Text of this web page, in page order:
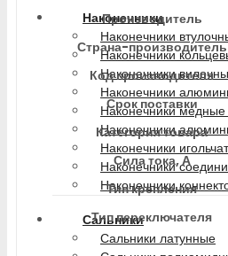
Наконечники
Наконечники
Наконечники
Наконечники
Наконечники
Наконечники медные
Наконечники
Наконечники
Наконечники
Наконечники
Сальники
Сальники латунные
Производитель
Страна-производитель
Код производителя
Срок поставки
Категория товара
Сила тока, А
Тип крепления
Тип переключателя